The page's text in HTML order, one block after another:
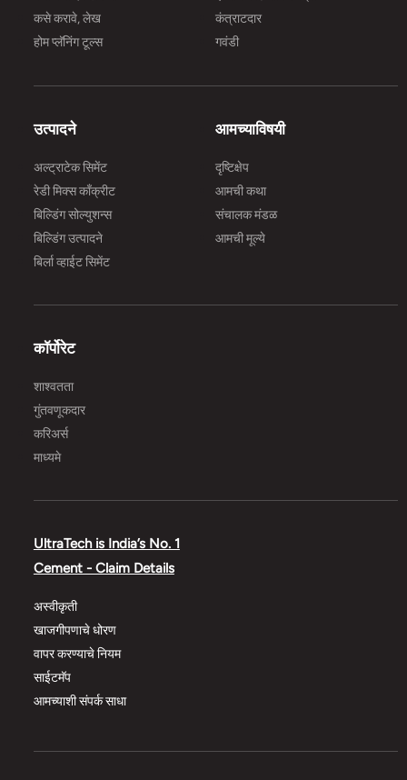
कसे करावे, लेख
होम प्लॅनिंग टूल्स
कंत्राटदार
गवंडी
उत्पादने
अल्ट्राटेक सिमेंट
रेडी मिक्स काँक्रीट
बिल्डिंग सोल्युशन्स
बिल्डिंग उत्पादने
बिर्ला व्हाईट सिमेंट
आमच्याविषयी
दृष्टिक्षेप
आमची कथा
संचालक मंडळ
आमची मूल्ये
कॉर्पोरेट
शाश्वतता
गुंतवणूकदार
करिअर्स
माध्यमे
UltraTech is India’s No. 1
Cement - Claim Details
अस्वीकृती
खाजगीपणाचे धोरण
वापर करण्याचे नियम
साईटमॅप
आमच्याशी संपर्क साधा